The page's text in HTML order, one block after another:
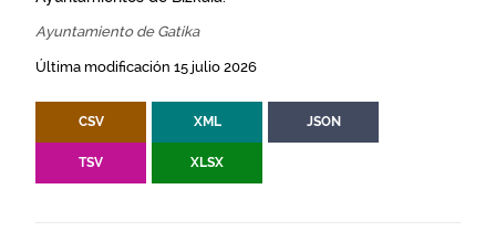
Ayuntamiento de Gatika
Última modificación 15 julio 2026
CSV XML JSON
TSV XLSX